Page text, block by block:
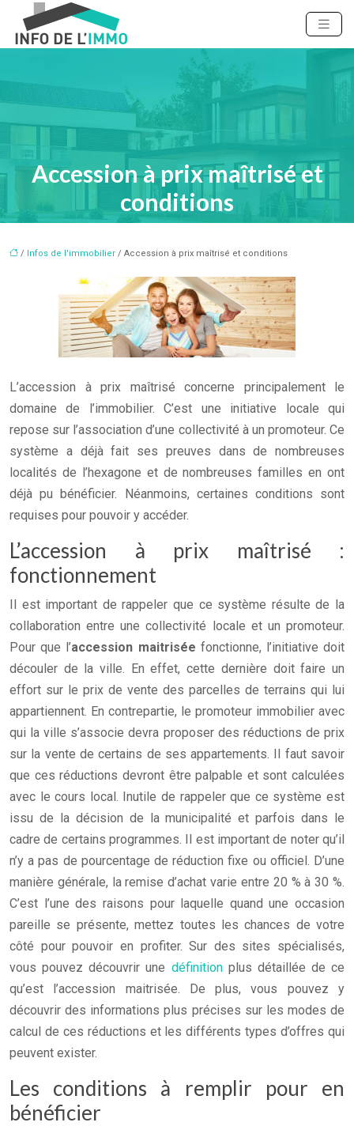
Accession à prix maîtrisé et
conditions
/ Infos de l'immobilier / Accession à prix maîtrisé et conditions
L’accession à prix maîtrisé concerne principalement le
domaine de l’immobilier. C’est une initiative locale qui
repose sur l’association d’une collectivité à un promoteur. Ce
système a déjà fait ses preuves dans de nombreuses
localités de l’hexagone et de nombreuses familles en ont
déjà pu bénéficier. Néanmoins, certaines conditions sont
requises pour pouvoir y accéder.
L’accession à prix maîtrisé :
fonctionnement
Il est important de rappeler que ce système résulte de la
collaboration entre une collectivité locale et un promoteur.
Pour que l’accession maitrisée fonctionne, l’initiative doit
découler de la ville. En effet, cette dernière doit faire un
effort sur le prix de vente des parcelles de terrains qui lui
appartiennent. En contrepartie, le promoteur immobilier avec
qui la ville s’associe devra proposer des réductions de prix
sur la vente de certains de ses appartements. Il faut savoir
que ces réductions devront être palpable et sont calculées
avec le cours local. Inutile de rappeler que ce système est
issu de la décision de la municipalité et parfois dans le
cadre de certains programmes. Il est important de noter qu’il
n’y a pas de pourcentage de réduction fixe ou officiel. D’une
manière générale, la remise d’achat varie entre 20 % à 30 %.
C’est l’une des raisons pour laquelle quand une occasion
pareille se présente, mettez toutes les chances de votre
côté pour pouvoir en profiter. Sur des sites spécialisés,
vous pouvez découvrir une définitionplus détaillée de ce
qu’est l’accession maitrisée. De plus, vous pouvez y
découvrir des informations plus précises sur les modes de
calcul de ces réductions et les différents types d’offres qui
peuvent exister.
Les conditions à remplir pour en
bénéficier